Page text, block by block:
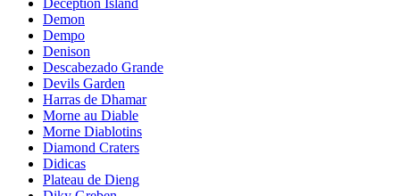
Demon
Dempo
Denison
Descabezado Grande
Devils Garden
Harras de Dhamar
Morne au Diable
Morne Diablotins
Diamond Craters
Didicas
Plateau de Dieng